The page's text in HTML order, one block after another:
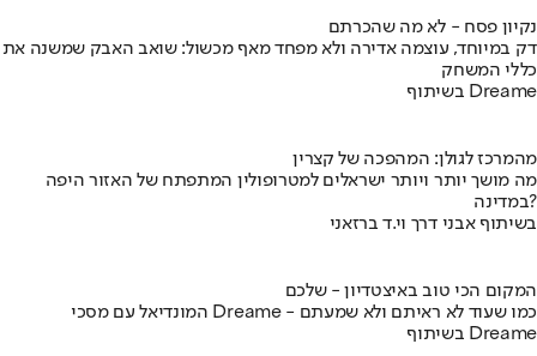
נקיון פסח - לא מה שהכרתם
דק במיוחד, עוצמה אדירה ולא מפחד מאף מכשול: שואב האבק שמשנה את
כללי המשחק
בשיתוף Dreame
מהמרכז לגולן: המהפכה של קצרין
מה מושך יותר ויותר ישראלים למטרופולין המתפתח של האזור היפה
במדינה?
בשיתוף אבני דרך וי.ד ברזאני
המקום הכי טוב באיצטדיון - שלכם
המונדיאל עם מסכי Dreame - כמו שעוד לא ראיתם ולא שמעתם
בשיתוף Dreame